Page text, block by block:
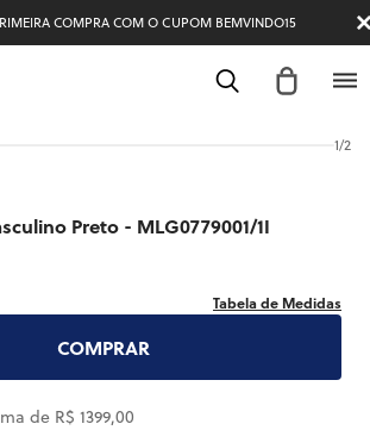
COMPRA COM O CUPOM BEMVINDO15
1/2
Preto - MLG0779001/1I
Tabela de Medidas
COMPRAR
de R$ 1399,00